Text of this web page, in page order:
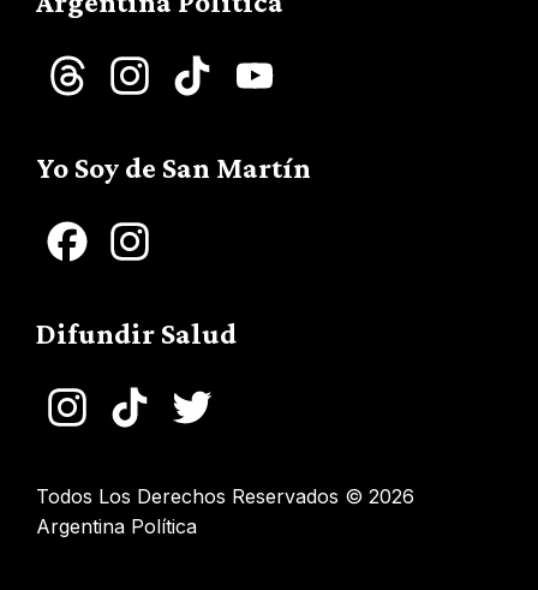
Threads InstagramTikTok
Yo Soy de San Martín
Facebook
Difundir Salud
InstagramTikTok
Todos Los Derechos Reservados © 2026
Argentina Política